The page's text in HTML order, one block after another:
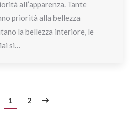
all’apparenza. Tante
priorità alla bellezza
la bellezza interiore, le
si…
1 2